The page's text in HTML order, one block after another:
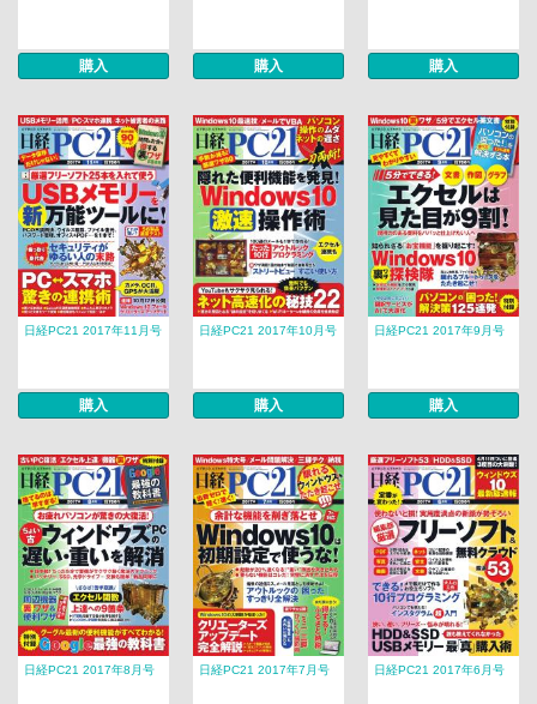
購入 購入 購入
日経PC21 2017年11月号
購入
日経PC21 2017年10月号
購入
日経PC21 2017年9月号
購入
日経PC21 2017年8月号 日経PC21 2017年7月号 日経PC21 2017年6月号